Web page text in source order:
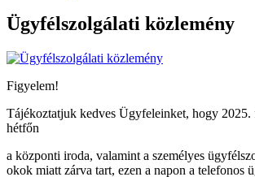
Ügyfélszolgálati közlemény
Figyelem!
Tájékoztatjuk kedves Ügyfeleinket, hogy 2025.
hétfőn
a központi iroda, valamint a személyes
okok miatt zárva tart, ezen a napon a telefonos